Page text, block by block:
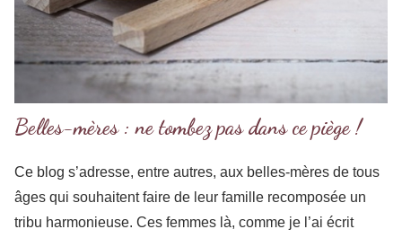
Belles-mères : ne tombez pas dans ce piège !
Ce blog s’adresse, entre autres, aux belles-mères de tous
âges qui souhaitent faire de leur famille recomposée un
tribu harmonieuse. Ces femmes là, comme je l’ai écrit